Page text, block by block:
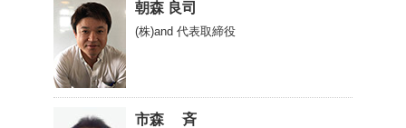
朝森 良司
(株)and 代表取締役
市森 斉